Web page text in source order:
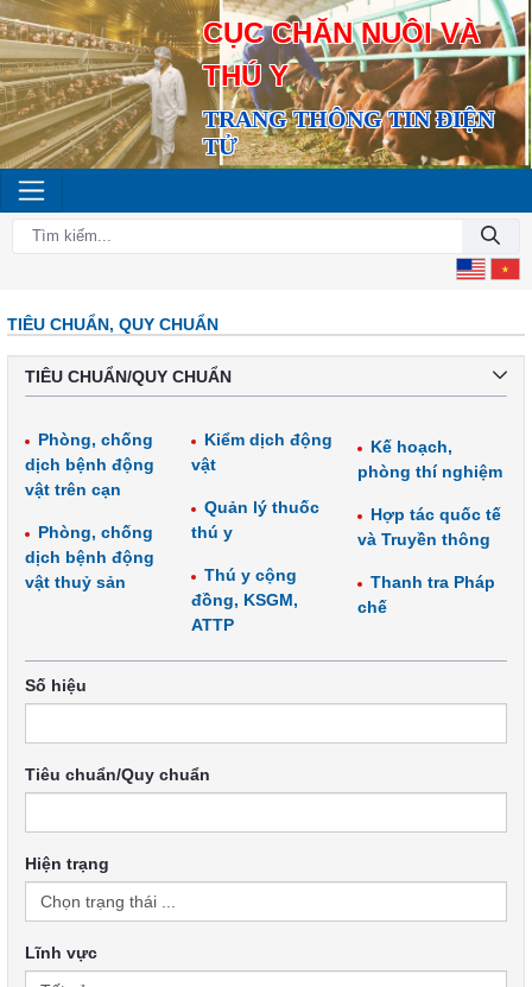
CỤC CHĂN NUÔI VÀ
THÚ Y
TRANG THÔNG TIN ĐIỆN
TỬ
TIÊU CHUẨN, QUY CHUẨN
TIÊU CHUẨN/QUY CHUẨN
Phòng, chống
dịch bệnh động
vật trên cạn
Phòng, chống
dịch bệnh động
vật thuỷ sản
Kiểm dịch động
vật
Quản lý thuốc
thú y
Thú y cộng
đồng, KSGM,
ATTP
Kế hoạch,
phòng thí nghiệm
Hợp tác quốc tế
và Truyền thông
Thanh tra Pháp
chế
Số hiệu
Tiêu chuẩn/Quy chuẩn
Hiện trạng
Lĩnh vực